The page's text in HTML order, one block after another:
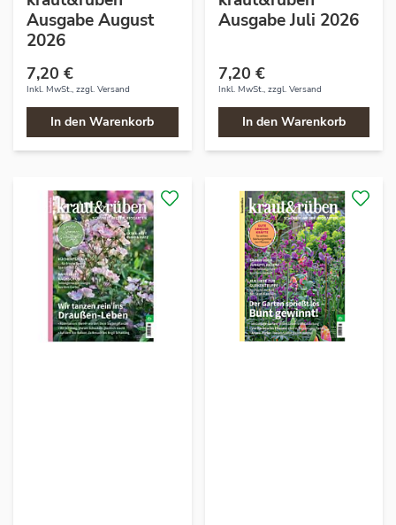
Ausgabe August
2026
7,20 €
Inkl. MwSt., zzgl. Versand
In den Warenkorb
Ausgabe Juli 2026
7,20 €
Inkl. MwSt., zzgl. Versand
In den Warenkorb